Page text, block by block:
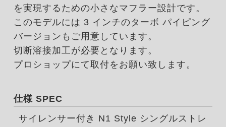
を実現するための小さなマフラー設計です。
このモデルには 3 インチのターボ パイピング
バージョンもご用意しています。
切断溶接加工が必要となります。
プロショップにて取付をお願い致します。
仕様 SPEC
サイレンサー付き N1 Style シングルストレ